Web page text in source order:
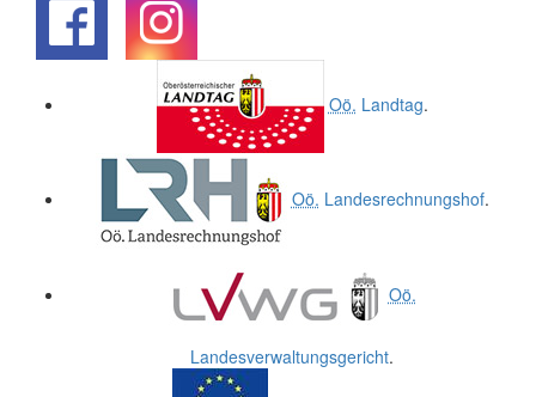
Oö. Landtag.
Oö. Landesrechnungshof.
Oö.
Landesverwaltungsgericht.